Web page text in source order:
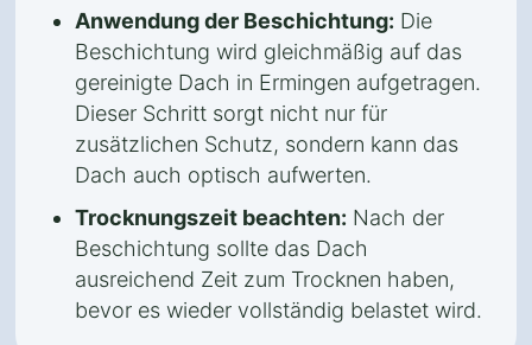
Anwendung der Beschichtung: Die
Beschichtung wird gleichmäßig auf das
gereinigte Dach in Ermingen aufgetragen.
Dieser Schritt sorgt nicht nur für
zusätzlichen Schutz, sondern kann das
Dach auch optisch aufwerten.
Trocknungszeit beachten: Nach der
Beschichtung sollte das Dach
ausreichend Zeit zum Trocknen haben,
bevor es wieder vollständig belastet wird.